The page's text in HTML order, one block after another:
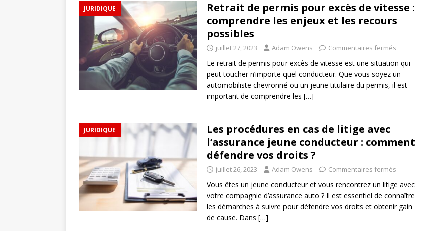
JURIDIQUE
Retrait de permis pour excès de vitesse :
comprendre les enjeux et les recours
possibles
juillet 27, 2023 Adam Owens Commentaires fermés
Le retrait de permis pour excès de vitesse est une situation qui
peut toucher n’importe quel conducteur. Que vous soyez un
automobiliste chevronné ou un jeune titulaire du permis, il est
important de comprendre les […]
JURIDIQUE
Les procédures en cas de litige avec
l’assurance jeune conducteur : comment
défendre vos droits ?
juillet 26, 2023 Adam Owens Commentaires fermés
Vous êtes un jeune conducteur et vous rencontrez un litige avec
votre compagnie d’assurance auto ? Il est essentiel de connaître
les démarches à suivre pour défendre vos droits et obtenir gain
de cause. Dans […]